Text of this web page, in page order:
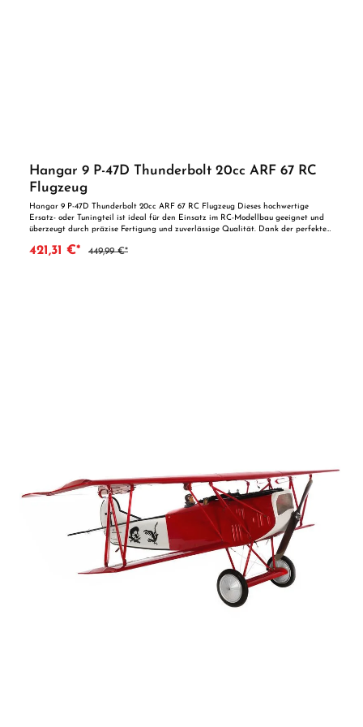
Hangar 9 P-47D Thunderbolt 20cc ARF 67 RC
Flugzeug
Hangar 9 P-47D Thunderbolt 20cc ARF 67 RC Flugzeug Dieses hochwertige
Ersatz- oder Tuningteil ist ideal für den Einsatz im RC-Modellbau geeignet und
überzeugt durch präzise Fertigung und zuverlässige Qualität. Dank der perfekten
geeignet. Vorteile auf einen Blick: Passgenaue Verarbeitung Geeignet für
421,31 €* 449,99 €*